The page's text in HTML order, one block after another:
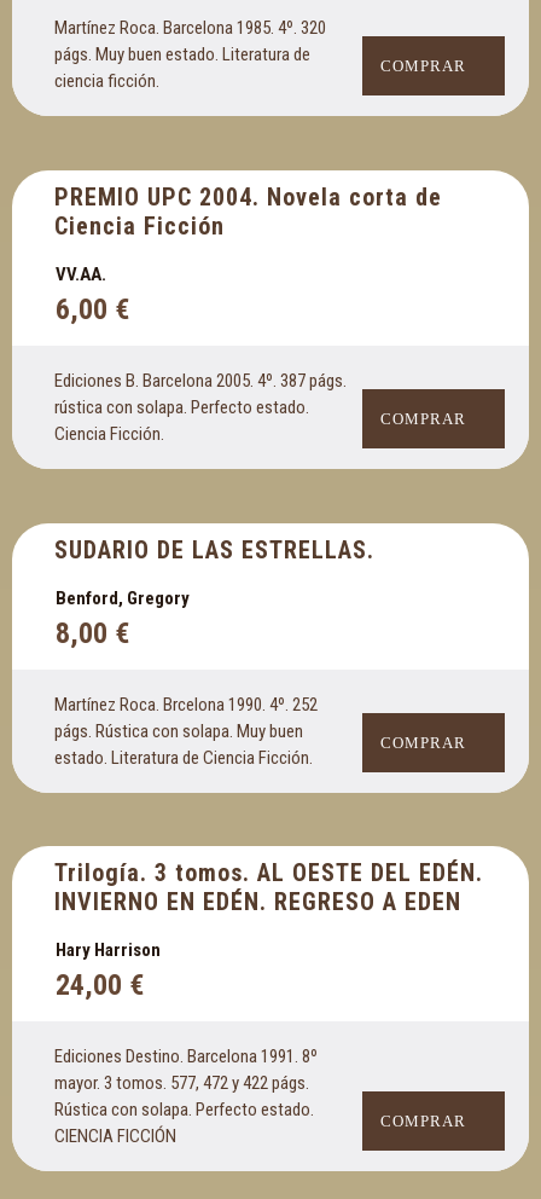
Martínez Roca. Barcelona 1985. 4º. 320
págs. Muy buen estado. Literatura de
ciencia ficción.
COMPRAR
PREMIO UPC 2004. Novela corta de
Ciencia Ficción
VV.AA.
6,00 €
Ediciones B. Barcelona 2005. 4º. 387 págs.
rústica con solapa. Perfecto estado.
Ciencia Ficción.
COMPRAR
SUDARIO DE LAS ESTRELLAS.
Benford, Gregory
8,00 €
Martínez Roca. Brcelona 1990. 4º. 252
págs. Rústica con solapa. Muy buen
estado. Literatura de Ciencia Ficción.
COMPRAR
Trilogía. 3 tomos. AL OESTE DEL EDÉN.
INVIERNO EN EDÉN. REGRESO A EDEN
Hary Harrison
24,00 €
Ediciones Destino. Barcelona 1991. 8º
mayor. 3 tomos. 577, 472 y 422 págs.
Rústica con solapa. Perfecto estado.
CIENCIA FICCIÓN
COMPRAR